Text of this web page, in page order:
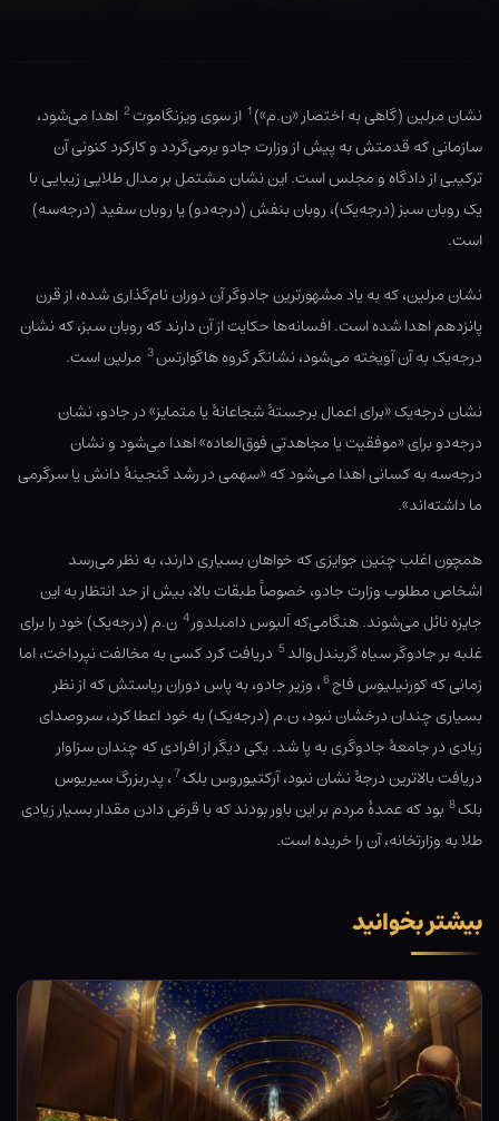
نشان مرلین (گاهی به اختصار «ن.م») 1 از سوی ویزنگاموت2 اهدا می‌شود،
سازمانی که قدمتش به پیش از وزارت جادو برمی‌گردد و کارکرد کنونی آن
ترکیبی از دادگاه و مجلس است. این نشان مشتمل بر مدال طلایی زیبایی با
یک روبان سبز (درجه‌یک)، روبان بنفش (درجه‌دو) یا روبان سفید (درجه‌سه)
است.
نشان مرلین، که به یاد مشهورترین جادوگر آن دوران نام‌گذاری شده، از قرن
پانزدهم اهدا شده است. افسانه‌ها حکایت از آن دارند که روبان سبز، که نشان
درجه‌یک به آن آویخته می‌شود، نشانگر گروه هاگوارتس3 مرلین است.
نشان درجه‌یک «برای اعمال برجستهٔ شجاعانهٔ یا متمایز» در جادو، نشان
درجه‌دو برای «موفقیت یا مجاهدتی فوق‌العاده» اهدا می‌شود و نشان
درجه‌سه به کسانی اهدا می‌شود که «سهمی در رشد گنجینهٔ دانش یا سرگرمی
ما داشته‌اند».
همچون اغلب چنین جوایزی که خواهان بسیاری دارند، به نظر می‌رسد
اشخاص مطلوب وزارت جادو، خصوصاً طبقات بالا، بیش از حد انتظار به این
جایزه نائل می‌شوند. هنگامی‌که اَلبوس دامبلدور4 ن.م (درجه‌یک) خود را برای
غلبه بر جادوگر سیاه گریندل‌والد5 دریافت کرد کسی به مخالفت نپرداخت، اما
زمانی که کورنیلیوس فاج6، وزیر جادو، به پاس دوران ریاستش که از نظر
بسیاری چندان درخشان نبود، ن.م (درجه‌یک) به خود اعطا کرد، سروصدای
زیادی در جامعهٔ جادوگری به پا شد. یکی دیگر از افرادی که چندان سزاوار
دریافت بالاترین درجهٔ نشان نبود، آرکتیوروس بلک7، پدربزرگ سیریوس
بلک8 بود که عمدهٔ مردم بر این باور بودند که با قرض دادن مقدار بسیار زیادی
طلا به وزارتخانه، آن را خریده است.
بیشتر بخوانید